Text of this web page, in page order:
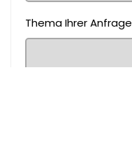
Thema Ihrer Anfrage